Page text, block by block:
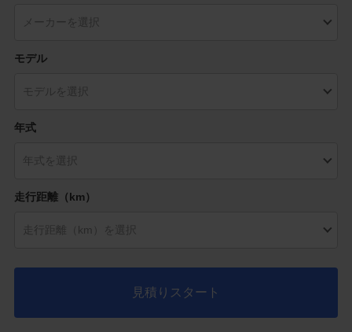
モデル
年式
走行距離（km）
見積りスタート